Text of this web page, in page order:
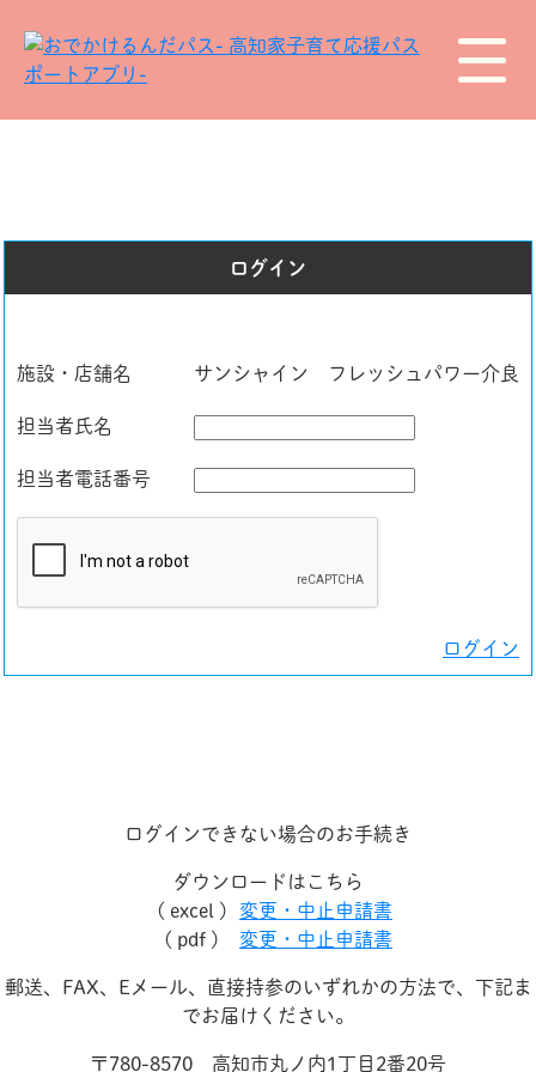
ログイン
施設・店舗名 サンシャイン フレッシュパワー介良
担当者氏名
担当者電話番号
ログイン
ログインできない場合のお手続き
ダウンロードはこちら
( excel )
変更・中止申請書
( pdf )
変更・中止申請書
郵送、FAX、Eメール、直接持参のいずれかの方法で、下記ま
でお届けください。
〒780-8570 高知市丸ノ内1丁目2番20号